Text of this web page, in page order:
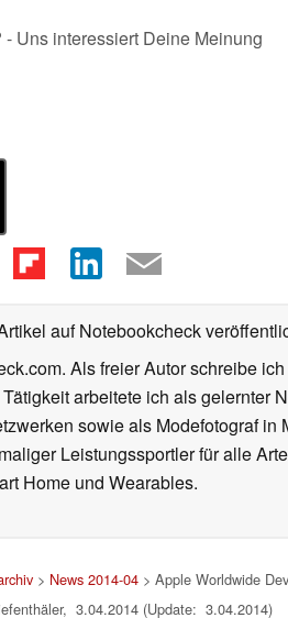
Uns interessiert Deine Meinung
auf Notebookcheck
Als freier Autor schreibe
arbeitete ich als gelernter
sowie als Modefotograf
Leistungssportler für alle
Home und Wearables.
> News 2014-04> Apple Worldwide
3.04.2014 (Update: 3.04.2014)